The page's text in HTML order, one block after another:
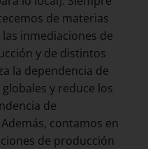
de materias
inmediaciones de
y de distintos
la dependencia de
y reduce los
de
contamos en
de producción